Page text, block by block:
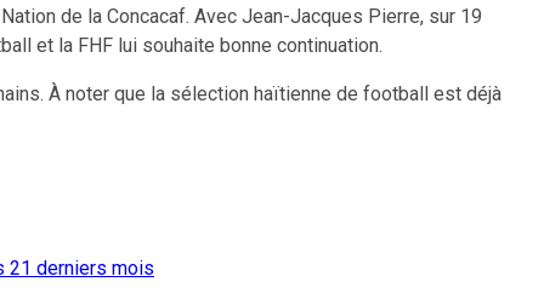
de la Concacaf. Avec Jean-Jacques Pierre, sur 19
et la FHF lui souhaite bonne continuation.
À noter que la sélection haïtienne de football est déjà
21 derniers mois